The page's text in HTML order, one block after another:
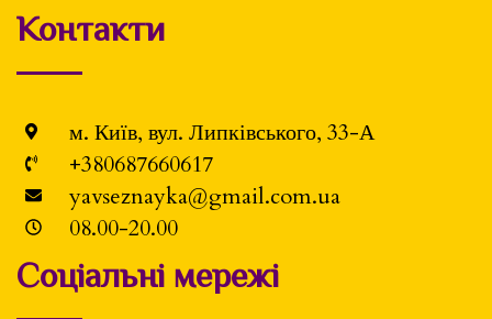
Контакти
м. Київ, вул. Липківського, 33-А
+380687660617
yavseznayka@gmail.com.ua
08.00-20.00
Соціальні мережі